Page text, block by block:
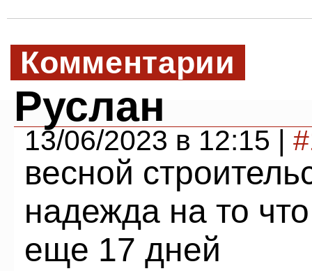
Комментарии
Руслан
13/06/2023 в 12:15 |
весной
надежда на то
еще 17 дней